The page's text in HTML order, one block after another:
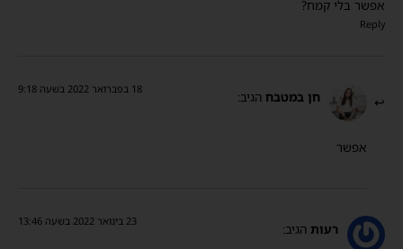
אפשר בלי קמח?
Reply
חן במטבח הגיב:
18 בפברואר 2022 בשעה 9:18
אפשר
רעות הגיב:
23 בינואר 2022 בשעה 13:46